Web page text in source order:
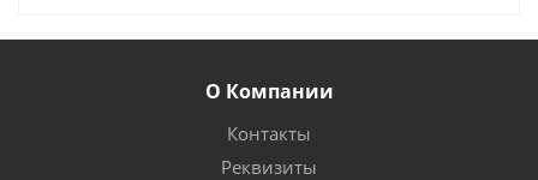
О Компании
Контакты
Реквизиты